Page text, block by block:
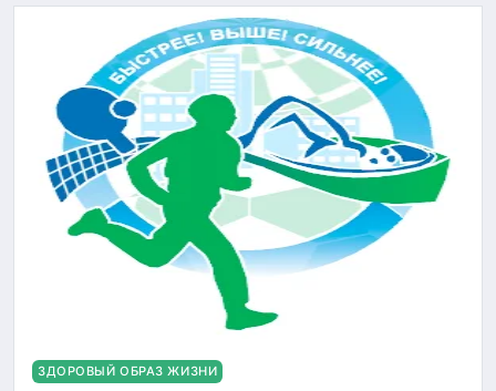
ЗДОРОВЫЙ ОБРАЗ ЖИЗНИ